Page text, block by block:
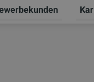
Energien
für